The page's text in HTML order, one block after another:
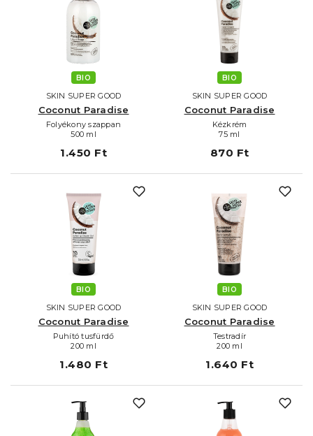
BIO
SKIN SUPER GOOD
Coconut Paradise
Folyékony szappan
500 ml
1.450 Ft
BIO
SKIN SUPER GOOD
Coconut Paradise
Kézkrém
75 ml
870 Ft
BIO
SKIN SUPER GOOD
Coconut Paradise
Puhító tusfürdő
200 ml
1.480 Ft
BIO
SKIN SUPER GOOD
Coconut Paradise
Testradír
200 ml
1.640 Ft